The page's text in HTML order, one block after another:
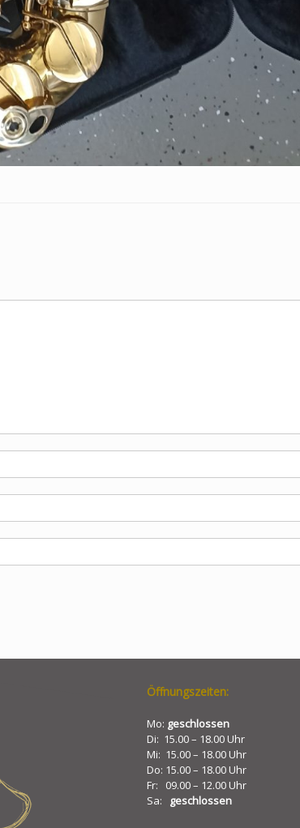
Öffnungszeiten:
Mo: geschlossen
Di: 15.00 – 18.00 Uhr
Mi: 15.00 – 18.00 Uhr
Do: 15.00 – 18.00 Uhr
Fr: 09.00 – 12.00 Uhr
Sa: geschlossen